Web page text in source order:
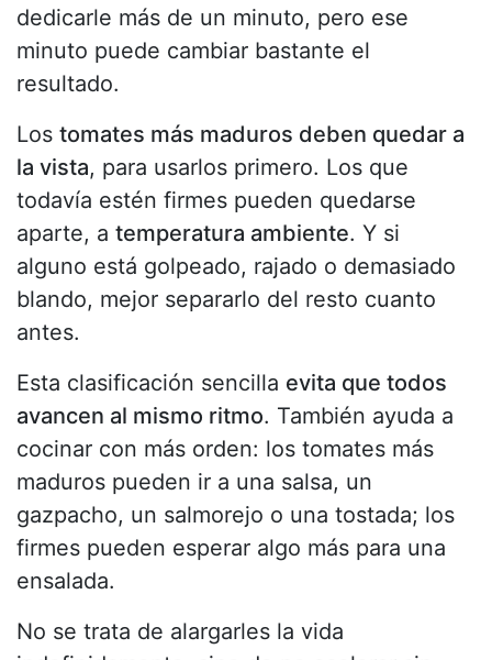
dedicarle más de un minuto, pero ese
minuto puede cambiar bastante el
resultado.
Los tomates más maduros deben quedar a
la vista, para usarlos primero. Los que
todavía estén firmes pueden quedarse
aparte, a temperatura ambiente. Y si
alguno está golpeado, rajado o demasiado
blando, mejor separarlo del resto cuanto
antes.
Esta clasificación sencilla evita que todos
avancen al mismo ritmo. También ayuda a
cocinar con más orden: los tomates más
maduros pueden ir a una salsa, un
gazpacho, un salmorejo o una tostada; los
firmes pueden esperar algo más para una
ensalada.
No se trata de alargarles la vida